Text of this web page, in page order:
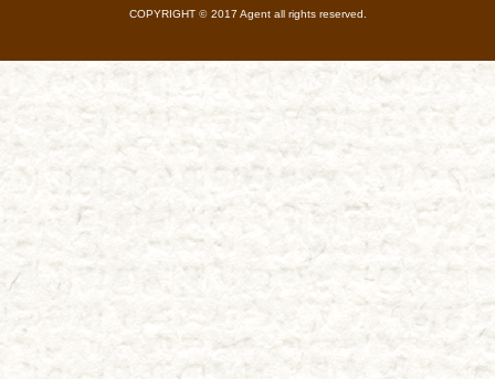
COPYRIGHT ©2017 Agent all rights reserved.